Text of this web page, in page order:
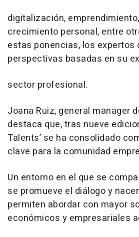
digitalización,
crecimiento personal, entre
estas ponencias, los expertos
perspectivas basadas en su
sector profesional.
Joana Ruiz, general manager
destaca que, tras nueve
Talents’ se ha consolidado
clave para la comunidad
Un entorno en el que se
se promueve el diálogo y
permiten abordar con mayor
económicos y empresariales